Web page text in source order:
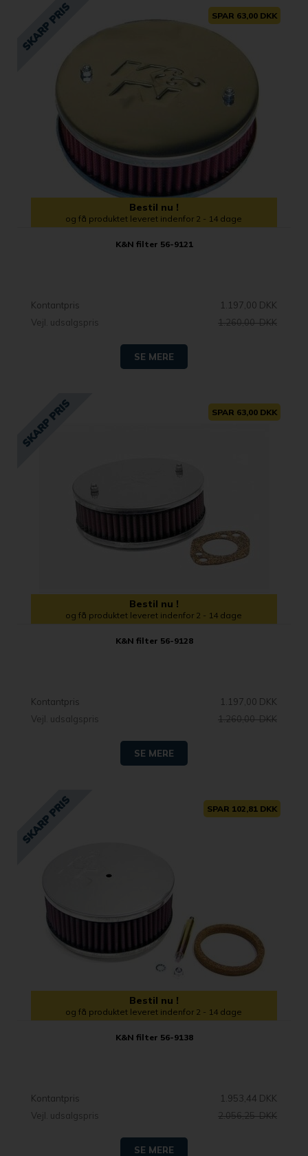
SPAR 63,00 DKK
Bestil nu !
og få produktet leveret indenfor 2 - 14 dage
K&N filter 56-9121
Kontantpris
1.197,00 DKK
Vejl. udsalgspris
1.260,00 DKK
SE MERE
SPAR 63,00 DKK
Bestil nu !
og få produktet leveret indenfor 2 - 14 dage
K&N filter 56-9128
Kontantpris
1.197,00 DKK
Vejl. udsalgspris
1.260,00 DKK
SE MERE
SPAR 102,81 DKK
Bestil nu !
og få produktet leveret indenfor 2 - 14 dage
K&N filter 56-9138
Kontantpris
1.953,44 DKK
Vejl. udsalgspris
2.056,25 DKK
SE MERE